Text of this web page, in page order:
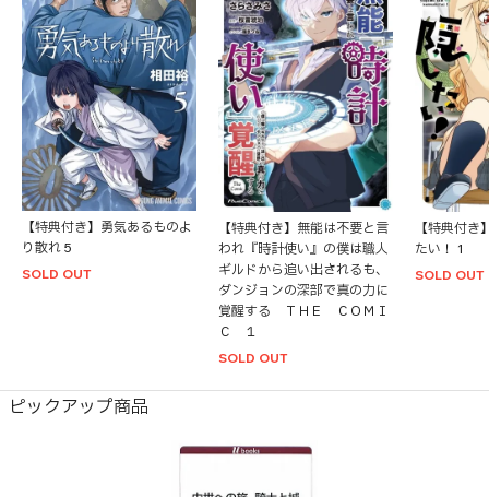
【特典付き】勇気あるものよ
り散れ 5
SOLD OUT
【特典付き】無能は不要と言
われ『時計使い』の僕は職人
ギルドから追い出されるも、
ダンジョンの深部で真の力に
覚醒する ＴＨＥ ＣＯＭＩ
Ｃ １
SOLD OUT
【特典付き
たい！ 1
SOLD OUT
ピックアップ商品